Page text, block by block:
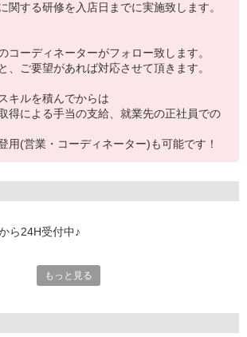
関する研修を入店日までに実施致します。
コーディネーターがフォロー致します。
、ご要望があれば対応させて頂きます。
キルを積んでからは
得による手当の支給、就業先の正社員での
用(営業・コーディネーター)も可能です！
ら24H受付中♪
もっと見る